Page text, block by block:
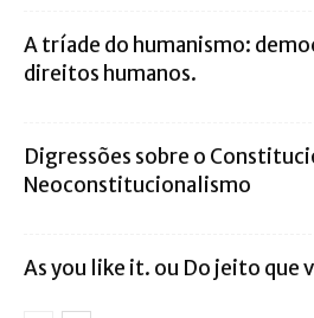
A tríade do humanismo:
direitos humanos.
Digressões sobre o
Neoconstitucionalismo
As you like it. ou Do jeito que